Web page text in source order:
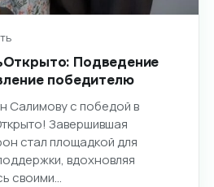
Подведение
победителю
Салимову с победой в
Завершившая
стал площадкой для
вдохновляя
своими…